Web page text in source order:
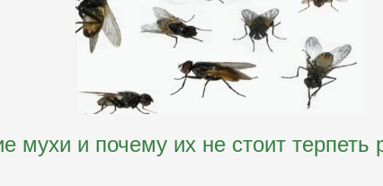
мухи и почему их не стоит терпеть